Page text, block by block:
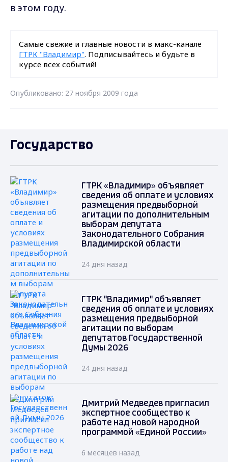
в этом году.
Самые свежие и главные новости в макс-канале
ГТРК "Владимир". Подписывайтесь и будьте в
курсе всех событий!
Опубликовано: 27 ноября 2009 года
Государство
ГТРК «Владимир» объявляет
сведения об оплате и условиях
размещения предвыборной
агитации по дополнительным
выборам депутата
Законодательного Собрания
Владимирской области
24 дня назад
ГТРК "Владимир" объявляет
сведения об оплате и условиях
размещения предвыборной
агитации по выборам
депутатов Государственной
Думы 2026
24 дня назад
Дмитрий Медведев пригласил
экспертное сообщество к
работе над новой народной
программой «Единой России»
6 месяцев назад